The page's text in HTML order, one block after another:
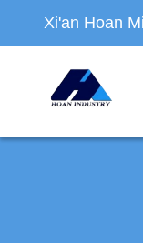
Xi'an Hoan